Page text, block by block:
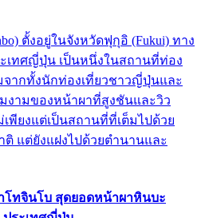
ตั้งอยู่ในจังหวัดฟุกุอิ (Fukui) ทาง
เทศญี่ปุ่น เป็นหนึ่งในสถานที่ท่อง
จากทั้งนักท่องเที่ยวชาวญี่ปุ่นและ
งามของหน้าผาที่สูงชันและวิว
พียงแต่เป็นสถานที่ที่เต็มไปด้วย
แต่ยังแฝงไปด้วยตำนานและ
โทจินโบ สุดยอดหน้าผาหินบะ